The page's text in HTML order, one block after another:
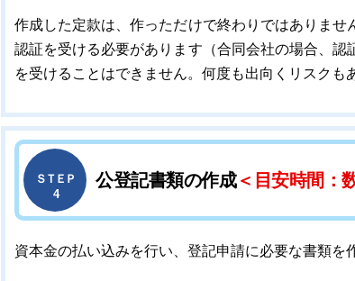
作成した定款は、作っただけで終わりではありませ
認証を受ける必要があります（合同会社の場合、
を受けることはできません。何度も出向くリスクも
ＳＴＥＰ
4
公登記書類の作成＜目安時間：
資本金の払い込みを行い、登記申請に必要な書類を